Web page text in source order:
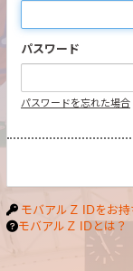
パスワード
パスワードを忘れた場合
モバアルＺ IDをお
モバアルＺ IDとは？